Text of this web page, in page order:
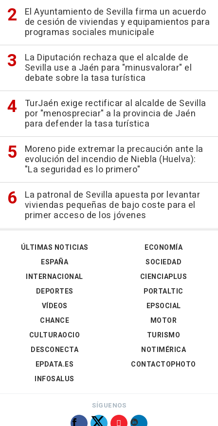
El Ayuntamiento de Sevilla firma un acuerdo
de cesión de viviendas y equipamientos para
programas sociales municipale
La Diputación rechaza que el alcalde de
Sevilla use a Jaén para "minusvalorar" el
debate sobre la tasa turística
TurJaén exige rectificar al alcalde de Sevilla
por "menospreciar" a la provincia de Jaén
para defender la tasa turística
Moreno pide extremar la precaución ante la
evolución del incendio de Niebla (Huelva):
"La seguridad es lo primero"
La patronal de Sevilla apuesta por levantar
viviendas pequeñas de bajo coste para el
primer acceso de los jóvenes
ÚLTIMAS NOTICIAS
ESPAÑA
INTERNACIONAL
DEPORTES
VÍDEOS
ECONOMÍA
SOCIEDAD
CIENCIAPLUS
PORTALTIC
EPSOCIAL
CHANCE
CULTURAOCIO
DESCONECTA
EPDATA.ES
INFOSALUS
MOTOR
TURISMO
NOTIMÉRICA
CONTACTOPHOTO
SÍGUENOS